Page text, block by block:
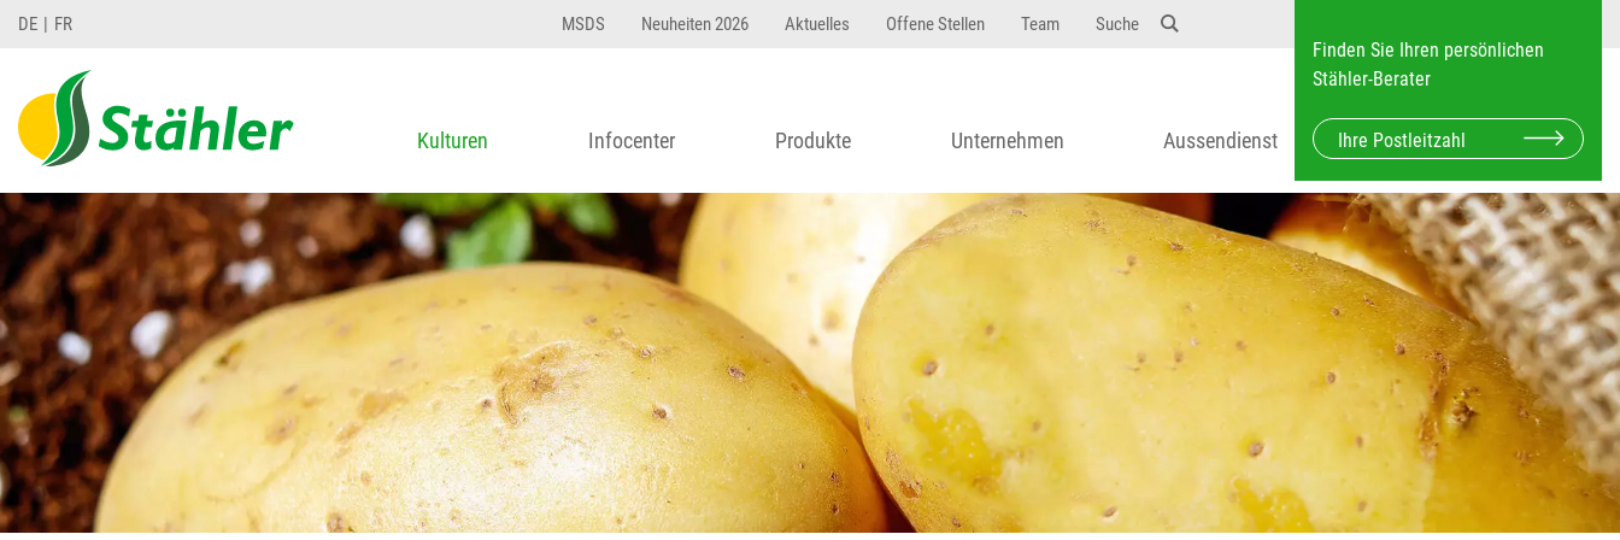
DE FR MSDS Neuheiten 2026 Aktuelles Offene Stellen Team Suche
Finden Sie Ihren persönlichen
Stähler-Berater
Kulturen Infocenter Produkte Unternehmen Aussendienst